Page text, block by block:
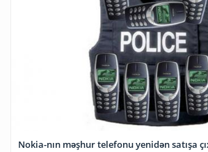
Nokia-nın məşhur telefonu yenidən satışa